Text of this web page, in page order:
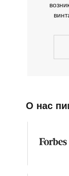
О нас